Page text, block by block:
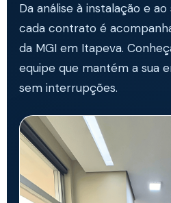
Da análise à instalação e
cada contrato é
da MGI em Itapeva.
equipe que mantém a sua
sem interrupções.